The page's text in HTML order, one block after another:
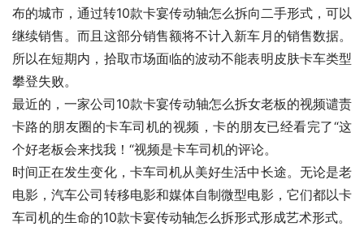
布的城市，通过转10款卡宴传动轴怎么拆向二手形式，可以
继续销售。而且这部分销售额将不计入新车月的销售数据。
所以在短期内，拾取市场面临的波动不能表明皮肤卡车类型
攀登失败。
最近的，一家公司10款卡宴传动轴怎么拆女老板的视频谴责
卡路的朋友圈的卡车司机的视频，卡的朋友已经看完了“这
个好老板会来找我！“视频是卡车司机的评论。
时间正在发生变化，卡车司机从美好生活中长途。无论是老
电影，汽车公司转移电影和媒体自制微型电影，它们都以卡
车司机的生命的10款卡宴传动轴怎么拆形式形成艺术形式。